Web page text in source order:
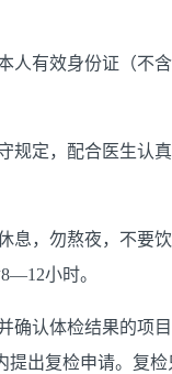
人有效身份证（不
规定，配合医生认
息，勿熬夜，不要
8—12小时。
确认体检结果的项
提出复检申请。复